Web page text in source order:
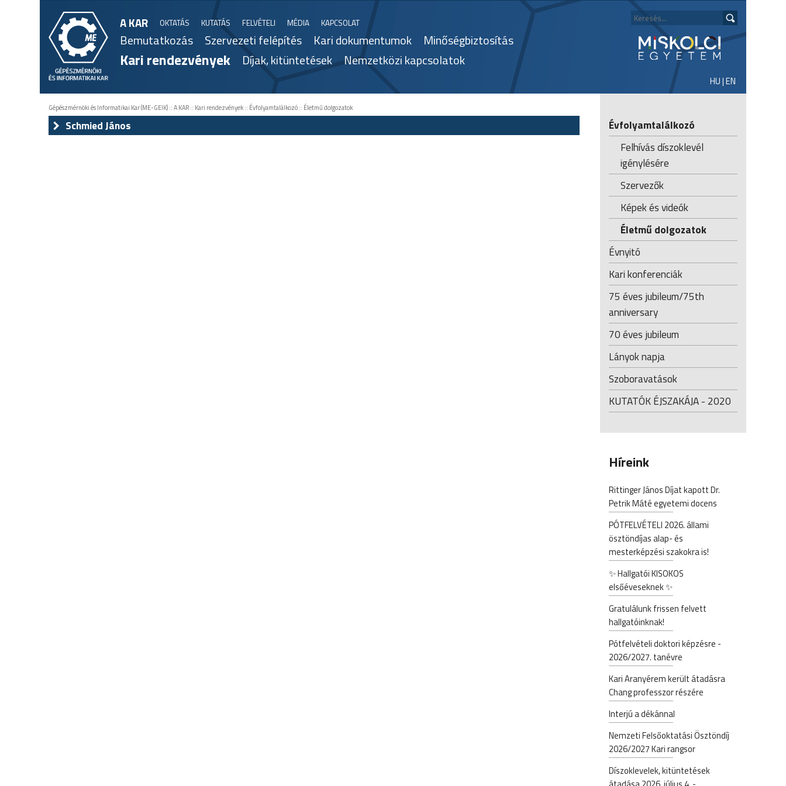
A KAR OKTATÁS KUTATÁS FELVÉTELI MÉDIA KAPCSOLAT
Bemutatkozás Szervezeti felépítés Kari dokumentumok Minőségbiztosítás
Kari rendezvények Díjak, kitüntetések Nemzetközi kapcsolatok
HU|EN
Gépészmérnöki és Informatikai Kar (ME-GEIK)::A KAR:: Kari rendezvények:: Évfolyamtalálkozó:: Életmű dolgozatok
Schmied János
Évfolyamtalálkozó
Felhívás díszoklevél
igénylésére
Szervezők
Képek és videók
Életmű dolgozatok
Évnyitó
Kari konferenciák
75 éves jubileum/75th
anniversary
70 éves jubileum
Lányok napja
Szoboravatások
KUTATÓK ÉJSZAKÁJA - 2020
Híreink
Rittinger János Díjat kapott Dr.
Petrik Máté egyetemi docens
PÓTFELVÉTELI 2026. állami
ösztöndíjas alap- és
mesterképzési szakokra is!
✨ Hallgatói KISOKOS
elsőéveseknek ✨
Gratulálunk frissen felvett
hallgatóinknak!
Pótfelvételi doktori képzésre -
2026/2027. tanévre
Kari Aranyérem került átadásra
Chang professzor részére
Interjú a dékánnal
Nemzeti Felsőoktatási Ösztöndíj
2026/2027 Kari rangsor
Díszoklevelek, kitüntetések